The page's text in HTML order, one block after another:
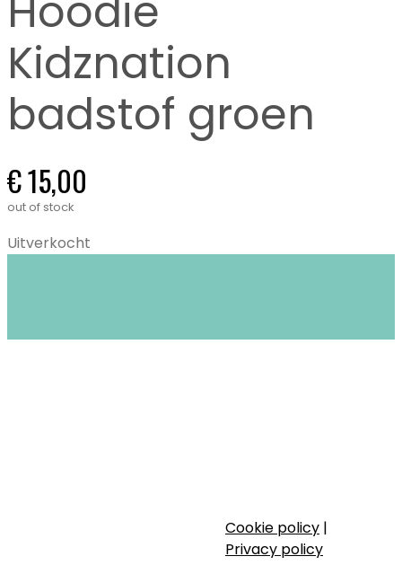
Hoodie
Kidznation
badstof groen
€15,00
out of stock
Uitverkocht
Cookie policy |
Privacy policy